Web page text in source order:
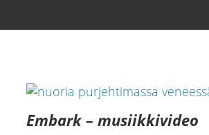
Embark – musiikkivideo